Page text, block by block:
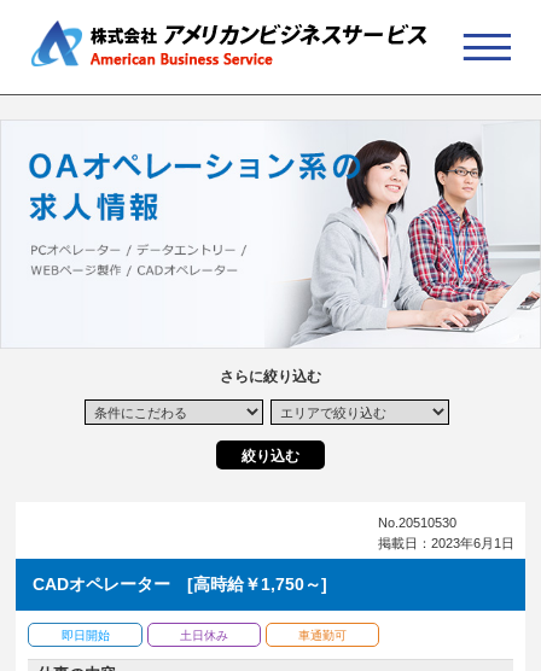
さらに絞り込む
No.20510530
掲載日：2023年6月1日
CADオペレーター [高時給￥1,750～]
即日開始 土日休み 車通勤可